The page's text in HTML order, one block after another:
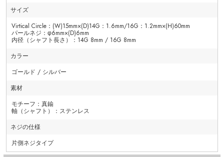
サイズ
Virtical Circle：(W)15mm×(D)14G：1.6mm/16G：1.2mm×(H)60mm
パールネジ：φ6mm×(D)6mm
内径（シャフト長さ）：14G 8mm / 16G 8mm
カラー
ゴールド / シルバー
素材
モチーフ：真鍮
軸（シャフト）：ステンレス
ネジの仕様
片側ネジタイプ